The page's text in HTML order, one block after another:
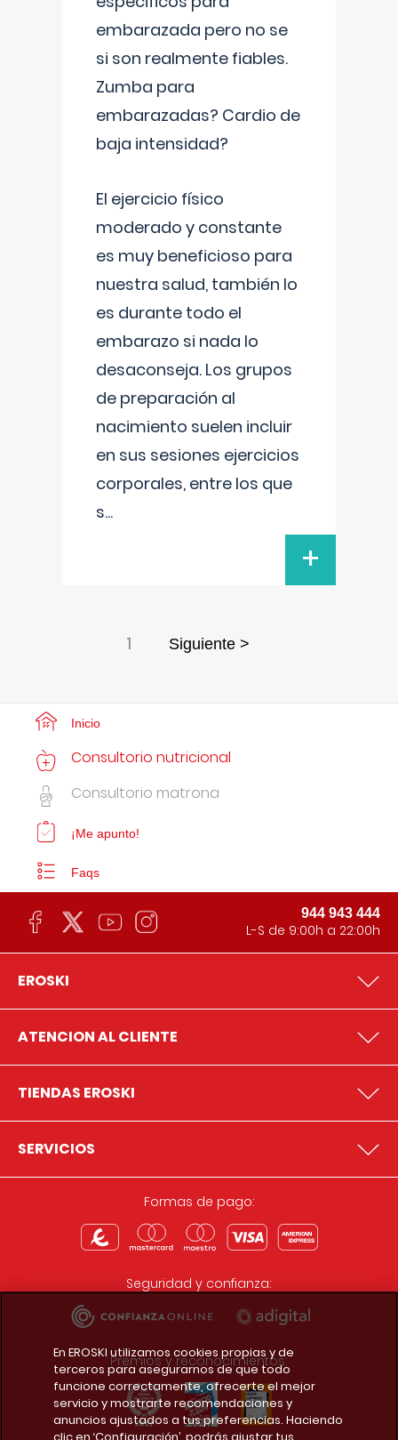
embarazada pero no se
si son realmente fiables.
Zumba para
embarazadas? Cardio de
baja intensidad?
El ejercicio físico
moderado y constante
es muy beneficioso para
nuestra salud, también lo
es durante todo el
embarazo si nada lo
desaconseja. Los grupos
de preparación al
nacimiento suelen incluir
en sus sesiones ejercicios
corporales, entre los que
s...
+
1 Siguiente >
Inicio
Consultorio nutricional
Consultorio matrona
¡Me apunto!
Faqs
944 943 444
L-S de 9:00h a 22:00h
EROSKI
ATENCION AL CLIENTE
TIENDAS EROSKI
SERVICIOS
Formas de pago:
Seguridad y confianza:
Premios y reconocimientos:
En EROSKI utilizamos cookies propias y de
terceros para asegurarnos de que todo
funcione correctamente, ofrecerte el mejor
servicio y mostrarte recomendaciones y
anuncios ajustados a tus preferencias. Haciendo
clic en ‘Configuración’, podrás ajustar tus